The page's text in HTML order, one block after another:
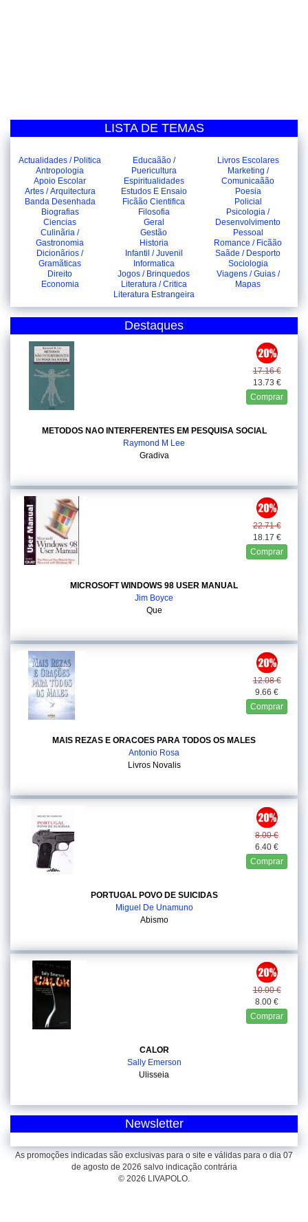
LISTA DE TEMAS
Actualidades / Politica
Antropologia
Apoio Escolar
Artes / Arquitectura
Banda Desenhada
Biografias
Ciencias
Culinãria /
Gastronomia
Dicionãrios /
Gramãticas
Direito
Economia
Educaãão /
Puericultura
Espiritualidades
Estudos E Ensaio
Ficãão Cientifica
Filosofia
Geral
Gestão
Historia
Infantil / Juvenil
Informatica
Jogos / Brinquedos
Literatura / Critica
Literatura Estrangeira
Livros Escolares
Marketing /
Comunicaãão
Poesia
Policial
Psicologia /
Desenvolvimento
Pessoal
Romance / Ficãão
Saãde / Desporto
Sociologia
Viagens / Guias /
Mapas
Destaques
17.16 €
13.73 €
Comprar
METODOS NAO INTERFERENTES EM PESQUISA SOCIAL
Raymond M Lee
Gradiva
22.71 €
18.17 €
Comprar
MICROSOFT WINDOWS 98 USER MANUAL
Jim Boyce
Que
12.08 €
9.66 €
Comprar
MAIS REZAS E ORACOES PARA TODOS OS MALES
Antonio Rosa
Livros Novalis
8.00 €
6.40 €
Comprar
PORTUGAL POVO DE SUICIDAS
Miguel De Unamuno
Abismo
10.00 €
8.00 €
Comprar
CALOR
Sally Emerson
Ulisseia
Newsletter
As promoções indicadas são exclusivas para o site e válidas para o dia 07
de agosto de 2026 salvo indicação contrária
© 2026 LIVAPOLO.